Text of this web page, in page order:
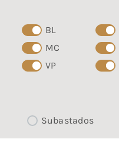
BL
MC
VP
Subastados